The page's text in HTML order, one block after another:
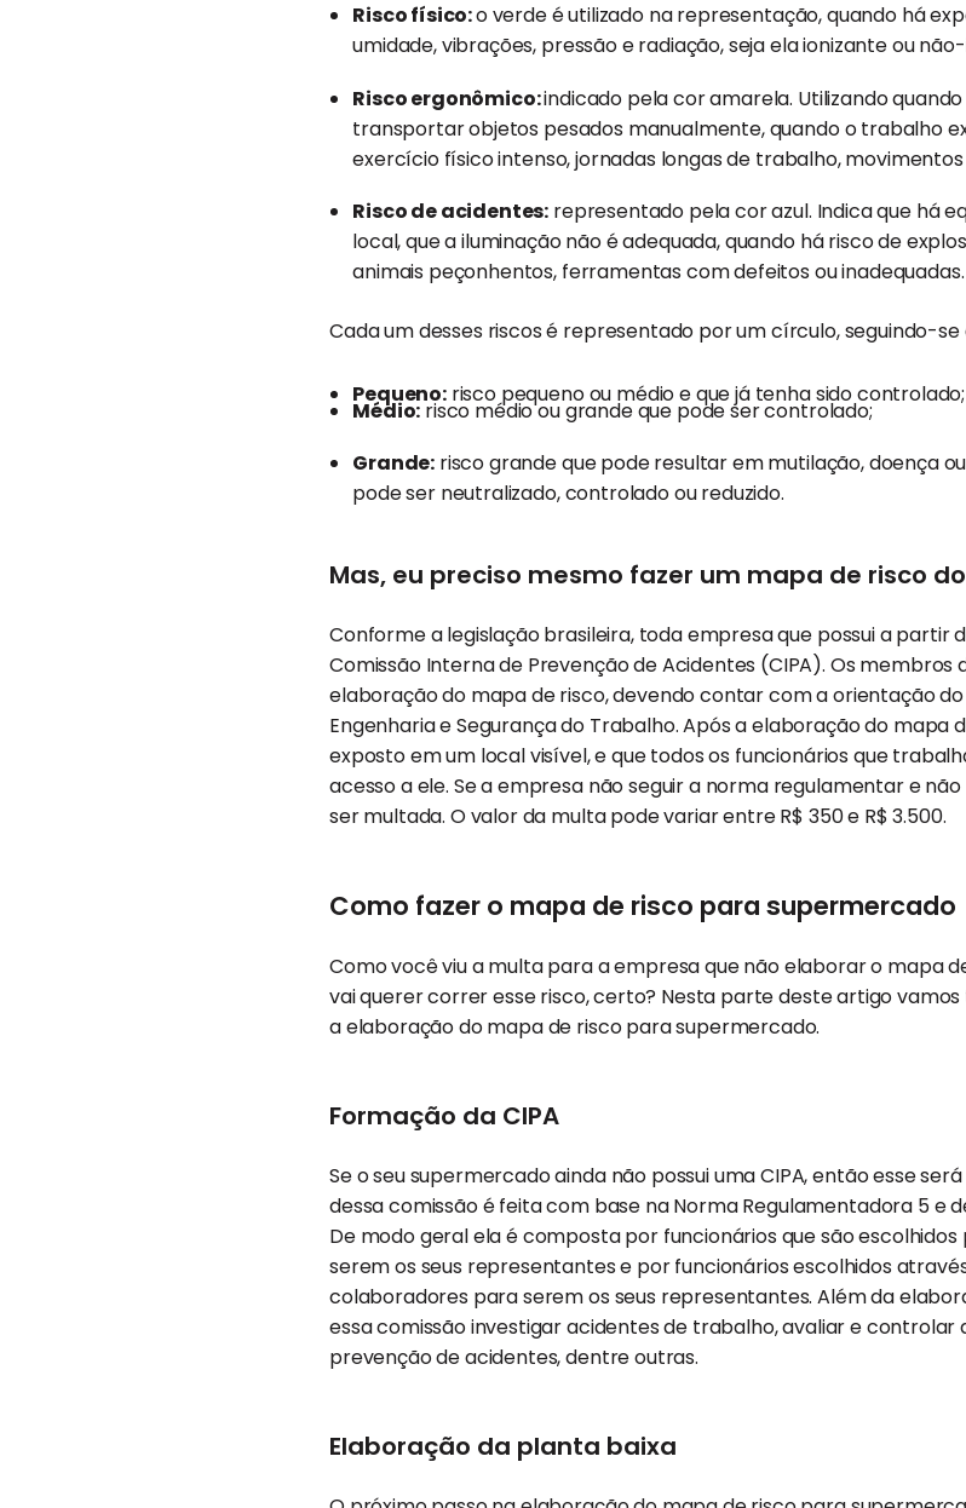
Risco físico:o verde é utilizado na representação, quando há
umidade, vibrações, pressão e radiação, seja ela ionizante ou
Risco ergonômico:indicado pela cor amarela. Utilizando
transportar objetos pesados manualmente, quando o trabalho
exercício físico intenso, jornadas longas de trabalho,
Risco de acidentes: representado pela cor azul. Indica que há
local, que a iluminação não é adequada, quando há risco de
animais peçonhentos, ferramentas com defeitos ou inadequadas.
Cada um desses riscos é representado por um círculo, seguindo-se
Pequeno:risco pequeno ou médio e que já tenha sido controlado;
Médio: risco médio ou grande que pode ser controlado;
Grande: risco grande que pode resultar em mutilação, doença
pode ser neutralizado, controlado ou reduzido.
Mas, eu preciso mesmo fazer um mapa de risco
Conforme a legislação brasileira, toda empresa que possui a partir
Comissão Interna de Prevenção de Acidentes (CIPA). Os membros
elaboração do mapa de risco, devendo contar com a orientação do
Engenharia e Segurança do Trabalho. Após a elaboração do mapa
exposto em um local visível, e que todos os funcionários que
acesso a ele. Se a empresa não seguir a norma regulamentar e
ser multada. O valor da multa pode variar entre R$ 350 e R$ 3.500.
Como fazer o mapa de risco para supermercado
Como você viu a multa para a empresa que não elaborar o mapa
vai querer correr esse risco, certo? Nesta parte deste artigo
a elaboração do mapa de risco para supermercado.
Formação da CIPA
Se o seu supermercado ainda não possui uma CIPA, então esse
dessa comissão é feita com base na Norma Regulamentadora 5 e
De modo geral ela é composta por funcionários que são
serem os seus representantes e por funcionários escolhidos
colaboradores para serem os seus representantes. Além da
essa comissão investigar acidentes de trabalho, avaliar e
prevenção de acidentes, dentre outras.
Elaboração da planta baixa